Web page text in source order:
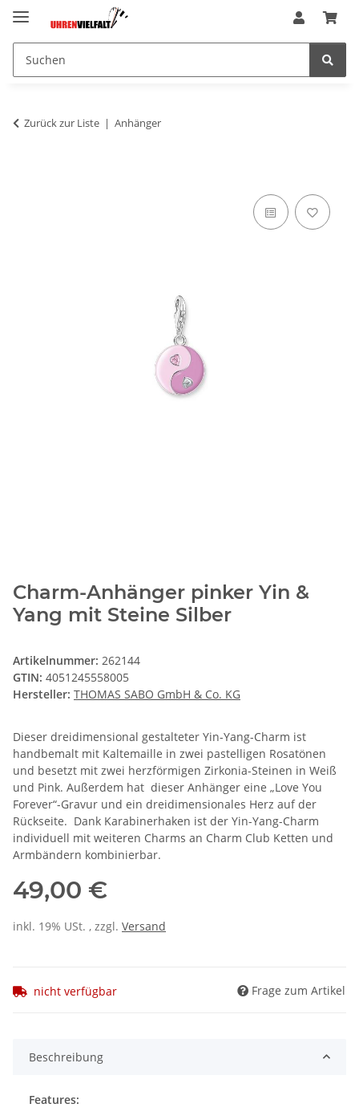
Zurück zur Liste Anhänger
Charm-Anhänger pinker Yin &
Yang mit Steine Silber
Artikelnummer: 262144
GTIN: 4051245558005
Hersteller: THOMAS SABO GmbH & Co. KG
Dieser dreidimensional gestalteter Yin-Yang-Charm ist
handbemalt mit Kaltemaille in zwei pastelligen Rosatönen
und besetzt mit zwei herzförmigen Zirkonia-Steinen in Weiß
und Pink. Außerdem hat dieser Anhänger eine „Love You
Forever“-Gravur und ein dreidimensionales Herz auf der
Rückseite. Dank Karabinerhaken ist der Yin-Yang-Charm
individuell mit weiteren Charms an Charm Club Ketten und
Armbändern kombinierbar.
49,00 €
inkl. 19% USt. , zzgl. Versand
nicht verfügbar Frage zum Artikel
Beschreibung
Features: